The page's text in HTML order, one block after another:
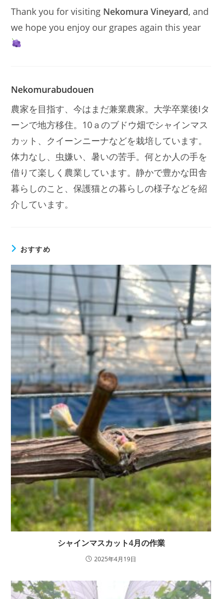
Thank you for visiting Nekomura Vineyard, and
we hope you enjoy our grapes again this year
Nekomurabudouen
農家を目指す、今はまだ兼業農家。大学卒業後Iタ
ーンで地方移住。10ａのブドウ畑でシャインマス
カット、クイーンニーナなどを栽培しています。
体力なし、虫嫌い、暑いの苦手。何とか人の手を
借りて楽しく農業しています。静かで豊かな田舎
暮らしのこと、保護猫との暮らしの様子などを紹
介しています。
おすすめ
シャインマスカット4月の作業
2025年4月19日